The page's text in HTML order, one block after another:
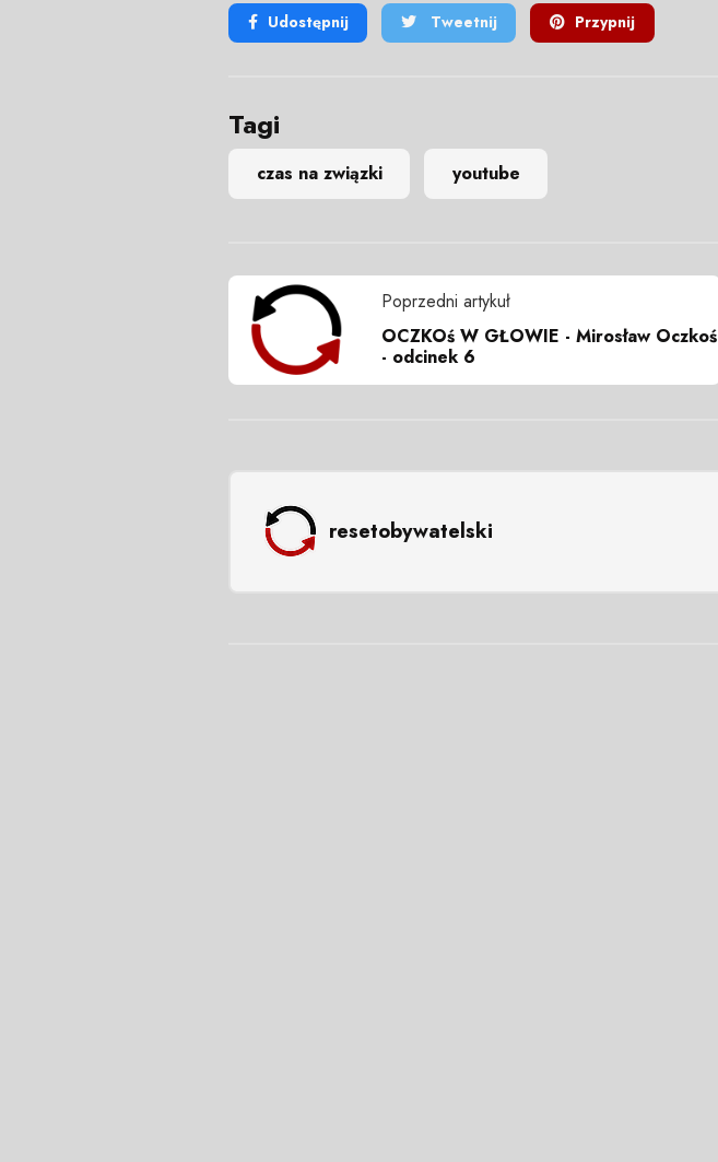
Udostępnij Tweetnij Przypnij
Tagi
czas na związki youtube
Poprzedni artykuł
OCZKOś W GŁOWIE - Mirosław Oczkoś
- odcinek 6
resetobywatelski